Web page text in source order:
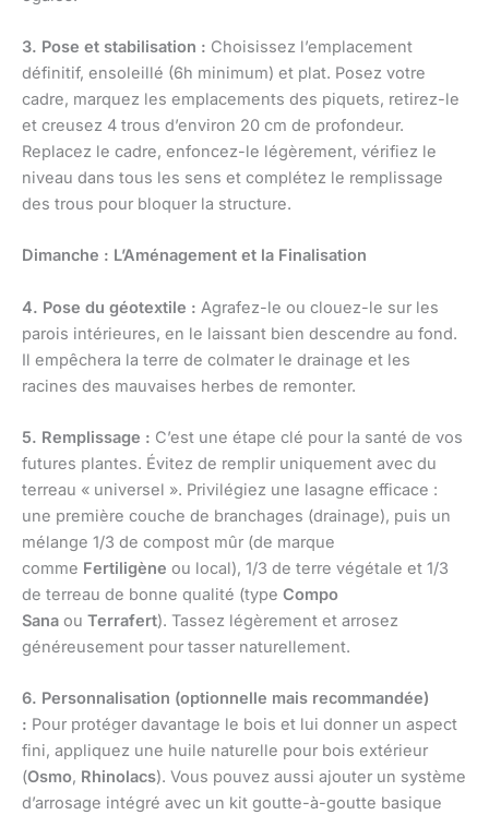
3. Pose et stabilisation : Choisissez l’emplacement
définitif, ensoleillé (6h minimum) et plat. Posez votre
cadre, marquez les emplacements des piquets, retirez-le
et creusez 4 trous d’environ 20 cm de profondeur.
Replacez le cadre, enfoncez-le légèrement, vérifiez le
niveau dans tous les sens et complétez le remplissage
des trous pour bloquer la structure.
Dimanche : L’Aménagement et la Finalisation
4. Pose du géotextile : Agrafez-le ou clouez-le sur les
parois intérieures, en le laissant bien descendre au fond.
Il empêchera la terre de colmater le drainage et les
racines des mauvaises herbes de remonter.
5. Remplissage : C’est une étape clé pour la santé de vos
futures plantes. Évitez de remplir uniquement avec du
terreau « universel ». Privilégiez une lasagne efficace :
une première couche de branchages (drainage), puis un
mélange 1/3 de compost mûr (de marque
comme Fertiligène ou local), 1/3 de terre végétale et 1/3
de terreau de bonne qualité (type Compo
Sana ou Terrafert). Tassez légèrement et arrosez
généreusement pour tasser naturellement.
6. Personnalisation (optionnelle mais recommandée)
: Pour protéger davantage le bois et lui donner un aspect
fini, appliquez une huile naturelle pour bois extérieur
(Osmo, Rhinolacs). Vous pouvez aussi ajouter un système
d’arrosage intégré avec un kit goutte-à-goutte basique